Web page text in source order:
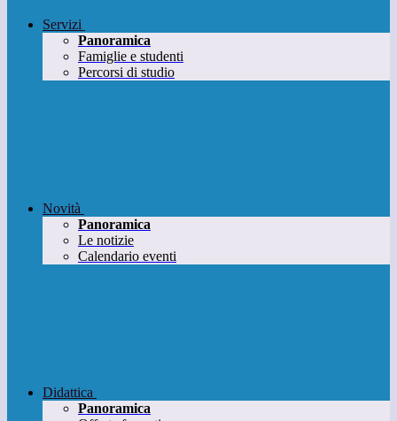
Servizi
Panoramica
Famiglie e studenti
Percorsi di studio
Novità
Panoramica
Le notizie
Calendario eventi
Didattica
Panoramica